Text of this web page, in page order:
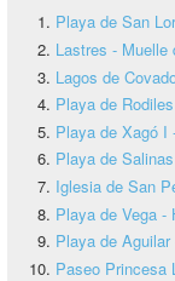
Playa de San
Lastres - Muelle
Lagos de
Playa de
Playa de Xagó I
Playa de
Iglesia de San
Playa de Vega -
Playa de Aguilar
Paseo Princesa